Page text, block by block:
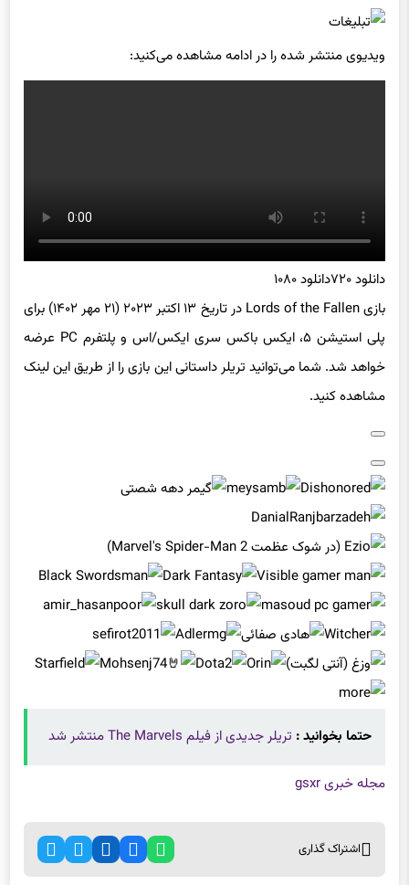
ویدیوی منتشر شده را در ادامه مشاهده می‌کنید:
دانلود ۷۲۰
دانلود ۱۰۸۰
بازی Lords of the Fallen در تاریخ ۱۳ اکتبر ۲۰۲۳ (۲۱ مهر ۱۴۰۲) برای
پلی استیشن ۵، ایکس باکس سری ایکس/اس و پلتفرم PC عرضه
خواهد شد. شما می‌توانید تریلر داستانی این بازی را از طریق این لینک
مشاهده کنید.
حتما بخوانید : تریلر جدیدی از فیلم The Marvels منتشر شد
مجله خبری gsxr
اشتراک گذاری